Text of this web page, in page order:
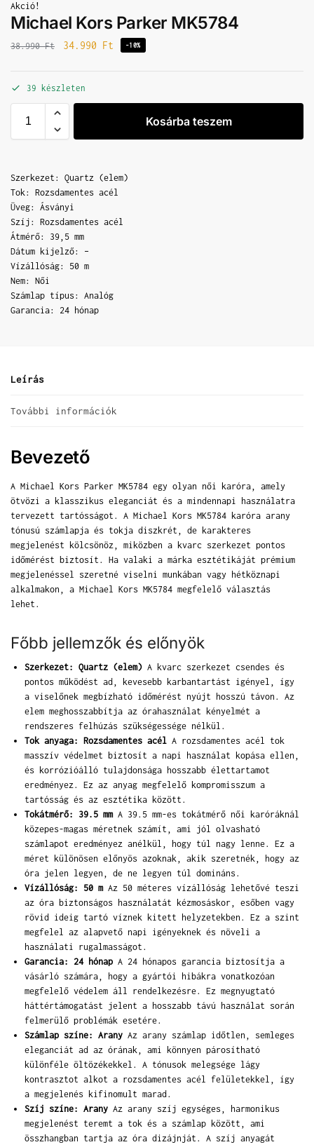
Akció!
Michael Kors Parker MK5784
38.990Ft 34.990 Ft -10%
39 készleten
Kosárba teszem
Szerkezet: Quartz (elem)
Tok: Rozsdamentes acél
Üveg: Ásványi
Szíj: Rozsdamentes acél
Átmérő: 39,5 mm
Dátum kijelző: –
Vízállóság: 50 m
Nem: Női
Számlap típus: Analóg
Garancia: 24 hónap
Leírás
További információk
Bevezető
A Michael Kors Parker MK5784 egy olyan női karóra, amely
ötvözi a klasszikus eleganciát és a mindennapi használatra
tervezett tartósságot. A Michael Kors MK5784 karóra arany
tónusú számlapja és tokja diszkrét, de karakteres
megjelenést kölcsönöz, miközben a kvarc szerkezet pontos
időmérést biztosít. Ha valaki a márka esztétikáját prémium
megjelenéssel szeretné viselni munkában vagy hétköznapi
alkalmakon, a Michael Kors MK5784 megfelelő választás
lehet.
Főbb jellemzők és előnyök
Szerkezet: Quartz (elem) A kvarc szerkezet csendes és
pontos működést ad, kevesebb karbantartást igényel, így
a viselőnek megbízható időmérést nyújt hosszú távon. Az
elem meghosszabbítja az órahasználat kényelmét a
rendszeres felhúzás szükségessége nélkül.
Tok anyaga: Rozsdamentes acél A rozsdamentes acél tok
masszív védelmet biztosít a napi használat kopása ellen,
és korrózióálló tulajdonsága hosszabb élettartamot
eredményez. Ez az anyag megfelelő kompromisszum a
tartósság és az esztétika között.
Tokátmérő: 39.5 mmA 39.5 mm-es tokátmérő női karóráknál
közepes-magas méretnek számít, ami jól olvasható
számlapot eredményez anélkül, hogy túl nagy lenne. Ez a
méret különösen előnyös azoknak, akik szeretnék, hogy az
óra jelen legyen, de ne legyen túl domináns.
Vízállóság: 50 mAz 50 méteres vízállóság lehetővé teszi
az óra biztonságos használatát kézmosáskor, esőben vagy
rövid ideig tartó víznek kitett helyzetekben. Ez a szint
megfelel az alapvető napi igényeknek és növeli a
használati rugalmasságot.
Garancia: 24 hónap A 24 hónapos garancia biztosítja a
vásárló számára, hogy a gyártói hibákra vonatkozóan
megfelelő védelem áll rendelkezésre. Ez megnyugtató
háttértámogatást jelent a hosszabb távú használat során
felmerülő problémák esetére.
Számlap színe: Arany Az arany számlap időtlen, semleges
eleganciát ad az órának, ami könnyen párosítható
különféle öltözékekkel. A tónusok melegsége lágy
kontrasztot alkot a rozsdamentes acél felületekkel, így
a megjelenés kifinomult marad.
Szíj színe: Arany Az arany szíj egységes, harmonikus
megjelenést teremt a tok és a számlap között, ami
összhangban tartja az óra dizájnját. A szíj anyagát